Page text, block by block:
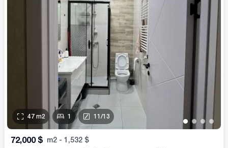
• • • •
47 m2 1 11 /13
72,000 $ m2 - 1,532 $